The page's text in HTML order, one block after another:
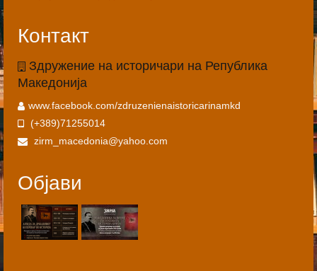
Контакт
Здружение на историчари на Република
Македонија
www.facebook.com/zdruzenienaistoricarinamkd
(+389)71255014
zirm_macedonia@yahoo.com
Објави